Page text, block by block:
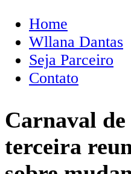
Home
Wllana Dantas
Seja Parceiro
Contato
Carnaval
terceira